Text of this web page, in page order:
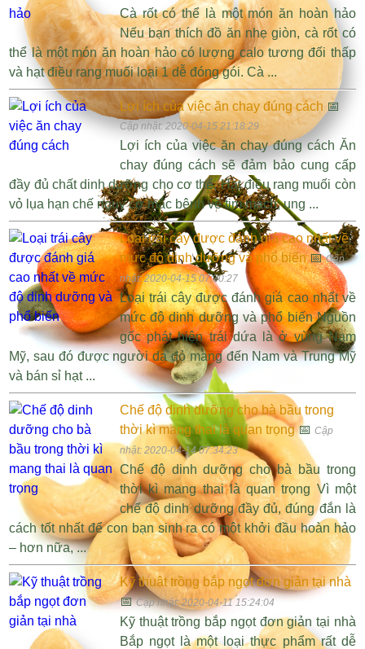
Cà rốt có thể là một món ăn hoàn hảo
Nếu bạn thích đồ ăn nhẹ giòn, cà rốt có
thể là một món ăn hoàn hảo có lượng calo tương đối thấp
và hạt điều rang muối loại 1 dễ đóng gói. Cà ...
Lợi ích của việc ăn chay đúng cách 📅
Cập nhật: 2020-04-15 21:18:29
Lợi ích của việc ăn chay đúng cách Ăn
chay đúng cách sẽ đảm bảo cung cấp
đầy đủ chất dinh dưỡng cho cơ thể, Hạt điều rang muối còn
vỏ lụa hạn chế nguy cơ mắc bệnh về tim mạch, ung ...
Loại trái cây được đánh giá cao nhất về
mức độ dinh dưỡng và phổ biến📅Cập
nhật: 2020-04-15 07:30:27
Loại trái cây được đánh giá cao nhất về
mức độ dinh dưỡng và phổ biến Nguồn
gốc phát hiện trái dứa là ở vùng Nam
Mỹ, sau đó được người da đỏ mang đến Nam và Trung Mỹ
và bán sỉ hạt ...
Chế độ dinh dưỡng cho bà bầu trong
thời kì mang thai là quan trọng📅 Cập
nhật: 2020-04-14 07:34:23
Chế độ dinh dưỡng cho bà bầu trong
thời kì mang thai là quan trọng Vì một
chế độ dinh dưỡng đầy đủ, đúng đắn là
cách tốt nhất để con bạn sinh ra có một khởi đầu hoàn hảo
– hơn nữa, ...
Kỹ thuật trồng bắp ngọt đơn giản tại nhà
📅Cập nhật: 2020-04-11 15:24:04
Kỹ thuật trồng bắp ngọt đơn giản tại nhà
Bắp ngọt là một loại thực phẩm rất dễ